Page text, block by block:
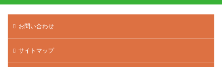
お問い合わせ
サイトマップ